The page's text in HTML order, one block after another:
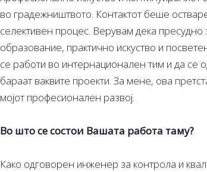
во градежништвото. Контактот беше
селективен процес. Верувам дека
образование, практично искуство и
се работи во интернационален тим и да се
бараат ваквите проекти. За мене, ова
мојот професионален развој.
Во што се состои Вашата работа таму?
Како одговорен инженер за контрола и